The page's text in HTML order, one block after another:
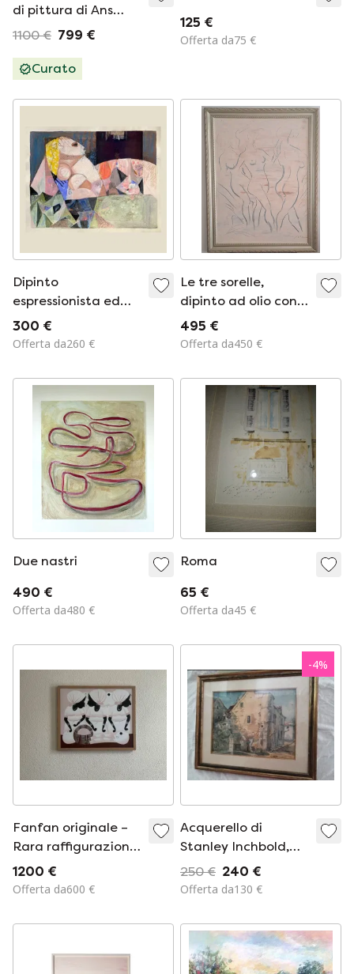
di pittura di Ans
Schumacher
1100 € 799 €
Curato
125 €
Offerta da75 €
Dipinto
espressionista ed
erotico di N. Boéri
Véfour. Francia, anni
300 €
Offerta da260 €
Le tre sorelle,
dipinto ad olio con
cornice
495 €
Offerta da450 €
Due nastri
490 €
Offerta da480 €
Roma
65 €
Offerta da45 €
Fanfan originale –
Rara raffigurazione
con bambini –
Dipinto a mano
1200 €
Offerta da600 €
-4%
Acquerello di
Stanley Inchbold,
Chaumont (Haute-
Marne), 1918
250 € 240 €
Offerta da130 €